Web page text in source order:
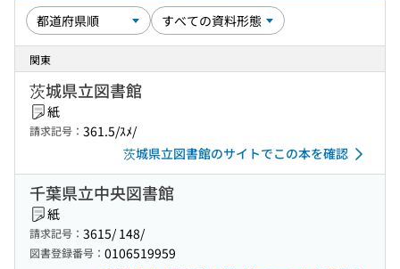
関東
茨城県立図書館
紙
請求記号： 361.5/ｽﾒ/
茨城県立図書館のサイトでこの本を確認
千葉県立中央図書館
紙
請求記号： 3615/ 148/
図書登録番号： 0106519959